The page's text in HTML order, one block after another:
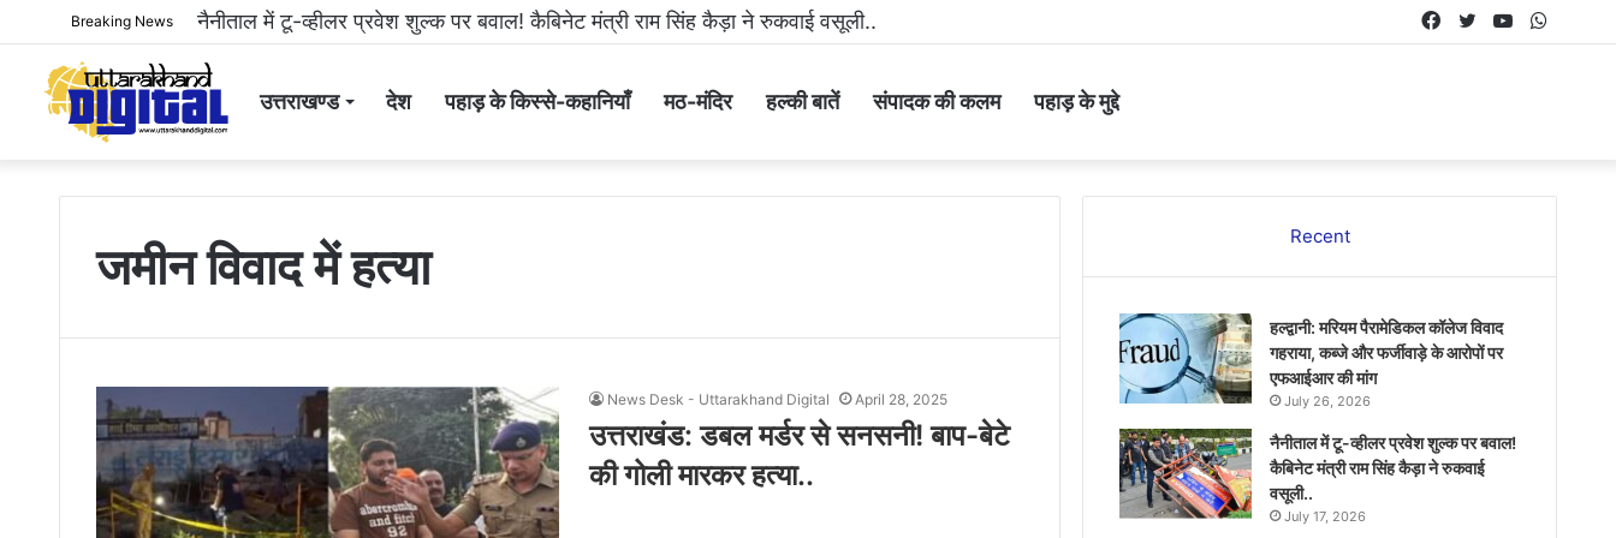
Breaking News नैनीताल में टू-व्हीलर प्रवेश शुल्क पर बवाल! कैबिनेट मंत्री राम सिंह कैड़ा ने रुकवाई वसूली.. YouTube
Twitter
Facebook
उत्तराखण्ड देश पहाड़ के किस्से-कहानियाँ मठ-मंदिर हल्की बातें संपादक की कलम पहाड़ के मुद्दे
जमीन विवाद में हत्या
News Desk - Uttarakhand Digital April 28, 2025
उत्तराखंड: डबल मर्डर से सनसनी! बाप-बेटे
की गोली मारकर हत्या..
Recent
हल्द्वानी: मरियम पैरामेडिकल कॉलेज विवाद
गहराया, कब्जे और फर्जीवाड़े के आरोपों पर
एफआईआर की मांग
July 26, 2026
नैनीताल में टू-व्हीलर प्रवेश शुल्क पर बवाल!
कैबिनेट मंत्री राम सिंह कैड़ा ने रुकवाई
वसूली..
July 17, 2026